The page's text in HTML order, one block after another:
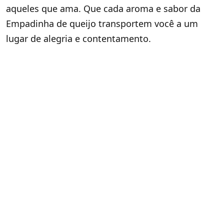
aqueles que ama. Que cada aroma e sabor da
Empadinha de queijo transportem você a um
lugar de alegria e contentamento.